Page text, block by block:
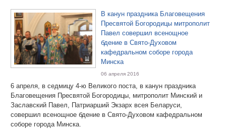
В канун праздника Благовещения
Пресвятой Богородицы митрополит
Павел совершил всенощное
бдение в Свято-Духовом
кафедральном соборе города
Минска
06 апреля 2016
6 апреля, в седмицу 4-ю Великого поста, в канун праздника
Благовещения Пресвятой Богородицы, митрополит Минский и
Заславский Павел, Патриарший Экзарх всея Беларуси,
совершил всенощное бдение в Свято-Духовом кафедральном
соборе города Минска.